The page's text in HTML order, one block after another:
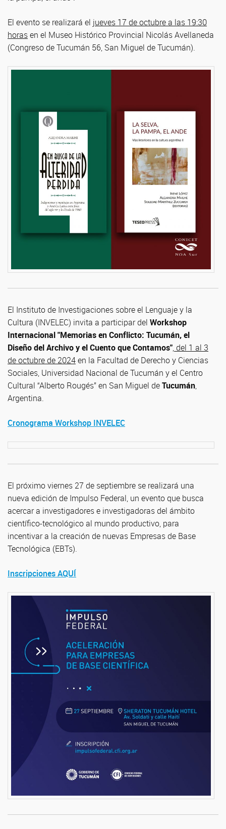
El evento se realizará el jueves 17 de octubre a las 19:30
horasen el Museo Histórico Provincial Nicolás Avellaneda
(Congreso de Tucumán 56, San Miguel de Tucumán).
El Instituto de Investigaciones sobre el Lenguaje y la
Cultura (INVELEC) invita a participar del Workshop
Internacional "Memorias en Conflicto: Tucumán, el
Diseño del Archivo y el Cuento que Contamos",del 1 al 3
de octubre de 2024en la Facultad de Derecho y Ciencias
Sociales, Universidad Nacional de Tucumán y el Centro
Cultural “Alberto Rougés” en San Miguel deTucumán,
Argentina.
Cronograma Workshop INVELEC
El próximo viernes 27 de septiembre se realizará una
nueva edición de Impulso Federal, un evento que busca
acercar a investigadores e investigadoras del ámbito
científico-tecnológico al mundo productivo, para
incentivar a la creación de nuevas Empresas de Base
Tecnológica (EBTs).
Inscripciones AQUÍ